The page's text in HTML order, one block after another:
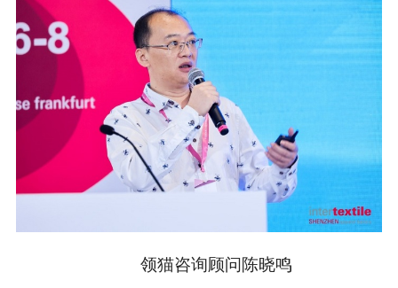
领猫咨询顾问陈晓鸣